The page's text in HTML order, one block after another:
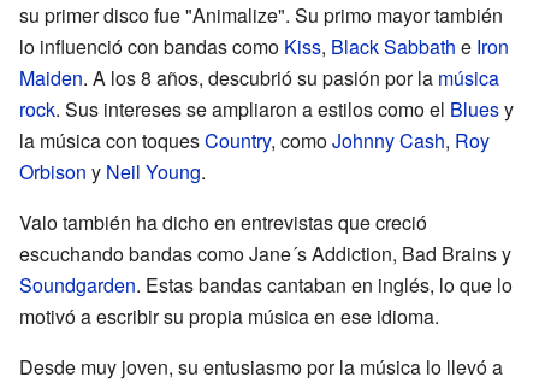
su primer disco fue "Animalize". Su primo mayor también
lo influenció con bandas como Kiss, Black Sabbath e Iron
Maiden. A los 8 años, descubrió su pasión por la música
rock. Sus intereses se ampliaron a estilos como el Bluesy
la música con toquesCountry, comoJohnny Cash, Roy
Orbison y Neil Young.
Valo también ha dicho en entrevistas que creció
escuchando bandas como Jane´s Addiction, Bad Brains y
Soundgarden. Estas bandas cantaban en inglés, lo que lo
motivó a escribir su propia música en ese idioma.
Desde muy joven, su entusiasmo por la música lo llevó a